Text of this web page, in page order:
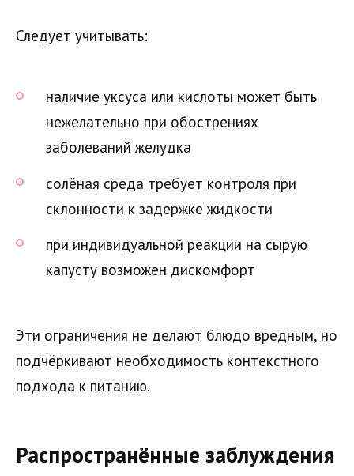
Следует учитывать:
наличие уксуса или кислоты может быть
нежелательно при обострениях
заболеваний желудка
солёная среда требует контроля при
склонности к задержке жидкости
при индивидуальной реакции на сырую
капусту возможен дискомфорт
Эти ограничения не делают блюдо вредным, но
подчёркивают необходимость контекстного
подхода к питанию.
Распространённые заблуждения